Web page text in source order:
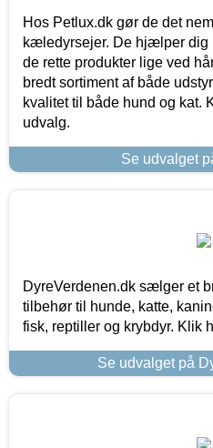
Hos Petlux.dk gør de det
kæledyrsejer. De hjælper dig
de rette produkter lige ved
bredt sortiment af både
kvalitet til både hund og kat.
udvalg.
Se udvalget
DyreVerdenen.dk sælger et
tilbehør til hunde, katte,
fisk, reptiller og krybdyr. Klik
Se udvalget på